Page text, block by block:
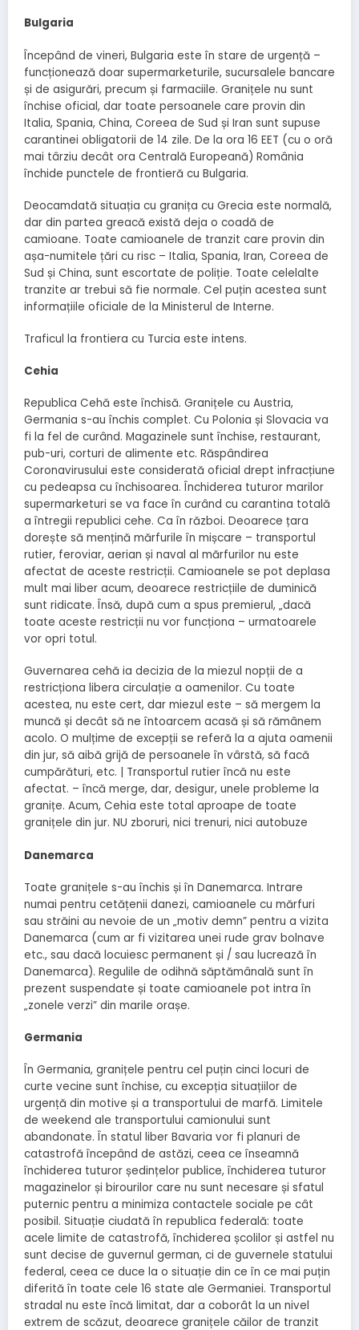
Bulgaria
Începând de vineri, Bulgaria este în stare de urgență –
funcționează doar supermarketurile, sucursalele bancare
și de asigurări, precum și farmaciile. Granițele nu sunt
închise oficial, dar toate persoanele care provin din
Italia, Spania, China, Coreea de Sud și Iran sunt supuse
carantinei obligatorii de 14 zile. De la ora 16 EET (cu o oră
mai târziu decât ora Centrală Europeană) România
închide punctele de frontieră cu Bulgaria.
Deocamdată situația cu granița cu Grecia este normală,
dar din partea greacă există deja o coadă de
camioane. Toate camioanele de tranzit care provin din
așa-numitele țări cu risc – Italia, Spania, Iran, Coreea de
Sud și China, sunt escortate de poliție. Toate celelalte
tranzite ar trebui să fie normale. Cel puțin acestea sunt
informațiile oficiale de la Ministerul de Interne.
Traficul la frontiera cu Turcia este intens.
Cehia
Republica Cehă este închisă. Granițele cu Austria,
Germania s-au închis complet. Cu Polonia și Slovacia va
fi la fel de curând. Magazinele sunt închise, restaurant,
pub-uri, corturi de alimente etc. Răspândirea
Coronavirusului este considerată oficial drept infracțiune
cu pedeapsa cu închisoarea. Închiderea tuturor marilor
supermarketuri se va face în curând cu carantina totală
a întregii republici cehe. Ca în război. Deoarece țara
dorește să mențină mărfurile în mișcare – transportul
rutier, feroviar, aerian și naval al mărfurilor nu este
afectat de aceste restricții. Camioanele se pot deplasa
mult mai liber acum, deoarece restricțiile de duminică
sunt ridicate. Însă, după cum a spus premierul, „dacă
toate aceste restricții nu vor funcționa – urmatoarele
vor opri totul.
Guvernarea cehă ia decizia de la miezul nopții de a
restricționa libera circulație a oamenilor. Cu toate
acestea, nu este cert, dar miezul este – să mergem la
muncă și decât să ne întoarcem acasă și să rămânem
acolo. O mulțime de excepții se referă la a ajuta oamenii
din jur, să aibă grijă de persoanele în vârstă, să facă
cumpărături, etc. | Transportul rutier încă nu este
afectat. – încă merge, dar, desigur, unele probleme la
granițe. Acum, Cehia este total aproape de toate
granițele din jur. NU zboruri, nici trenuri, nici autobuze
Danemarca
Toate granițele s-au închis și în Danemarca. Intrare
numai pentru cetățenii danezi, camioanele cu mărfuri
sau străini au nevoie de un „motiv demn” pentru a vizita
Danemarca (cum ar fi vizitarea unei rude grav bolnave
etc., sau dacă locuiesc permanent și / sau lucrează în
Danemarca). Regulile de odihnă săptămânală sunt în
prezent suspendate și toate camioanele pot intra în
„zonele verzi” din marile orașe.
Germania
În Germania, granițele pentru cel puțin cinci locuri de
curte vecine sunt închise, cu excepția situațiilor de
urgență din motive și a transportului de marfă. Limitele
de weekend ale transportului camionului sunt
abandonate. În statul liber Bavaria vor fi planuri de
catastrofă începând de astăzi, ceea ce înseamnă
închiderea tuturor ședințelor publice, închiderea tuturor
magazinelor și birourilor care nu sunt necesare și sfatul
puternic pentru a minimiza contactele sociale pe cât
posibil. Situație ciudată în republica federală: toate
acele limite de catastrofă, închiderea școlilor și astfel nu
sunt decise de guvernul german, ci de guvernele statului
federal, ceea ce duce la o situație din ce în ce mai puțin
diferită în toate cele 16 state ale Germaniei. Transportul
stradal nu este încă limitat, dar a coborât la un nivel
extrem de scăzut, deoarece granițele căilor de tranzit